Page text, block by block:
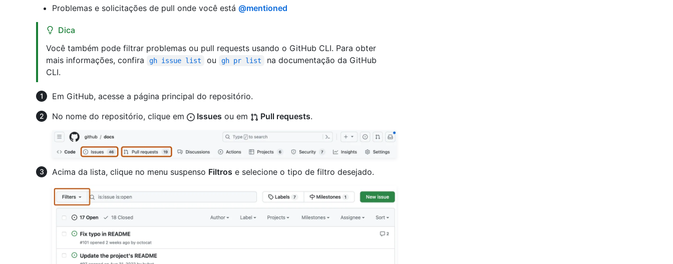
Problemas e solicitações de pull onde você está @mentioned
Dica
Você também pode filtrar problemas ou pull requests usando o GitHub CLI. Para obter
mais informações, confira
gh issue list ou gh pr list
na documentação da GitHub
CLI.
Em GitHub, acesse a página principal do repositório.
No nome do repositório, clique em
Issues ou em Pull requests.
Acima da lista, clique no menu suspenso Filtros e selecione o tipo de filtro desejado.